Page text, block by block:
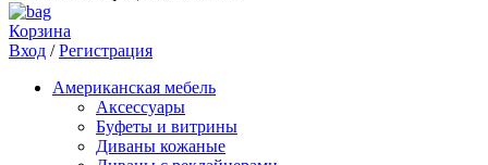
Корзина
Вход /Регистрация
Американская мебель
Аксессуары
Буфеты и витрины
Диваны кожаные